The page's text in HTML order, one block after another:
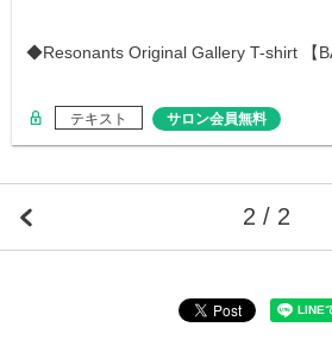
◆Resonants Original Gallery T-shirt 【
テキスト サロン会員無料
2 / 2